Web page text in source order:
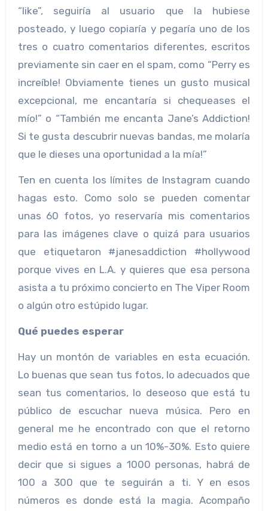
“like”, seguiría al usuario que la hubiese
posteado, y luego copiaría y pegaría uno de los
tres o cuatro comentarios diferentes, escritos
previamente sin caer en el spam, como “Perry es
increíble! Obviamente tienes un gusto musical
excepcional, me encantaría si chequeases el
mío!” o “También me encanta Jane’s Addiction!
Si te gusta descubrir nuevas bandas, me molaría
que le dieses una oportunidad a la mía!”
Ten en cuenta los límites de Instagram cuando
hagas esto. Como solo se pueden comentar
unas 60 fotos, yo reservaría mis comentarios
para las imágenes clave o quizá para usuarios
que etiquetaron #janesaddiction #hollywood
porque vives en L.A. y quieres que esa persona
asista a tu próximo concierto en The Viper Room
o algún otro estúpido lugar.
Qué puedes esperar
Hay un montón de variables en esta ecuación.
Lo buenas que sean tus fotos, lo adecuados que
sean tus comentarios, lo deseoso que está tu
público de escuchar nueva música. Pero en
general me he encontrado con que el retorno
medio está en torno a un 10%-30%. Esto quiere
decir que si sigues a 1000 personas, habrá de
100 a 300 que te seguirán a ti. Y en esos
números es donde está la magia. Acompaño